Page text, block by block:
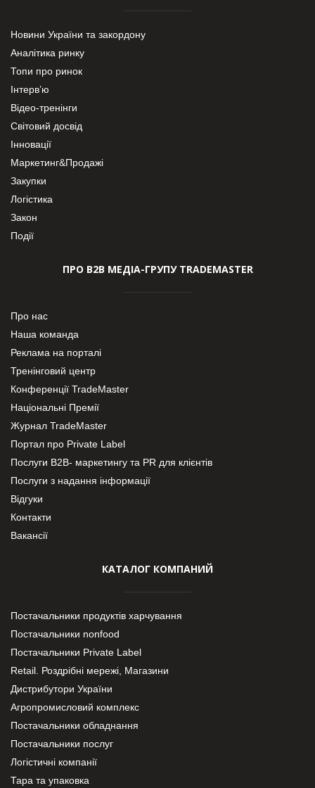
Новини України та закордону
Аналітика ринку
Топи про ринок
Інтерв’ю
Відео-тренінги
Світовий досвід
Інновації
Маркетинг&Продажі
Закупки
Логістика
Закон
Події
ПРО В2В МЕДІА-ГРУПУ TRADEMASTER
Про нас
Наша команда
Реклама на порталі
Тренінговий центр
Конференції TradeMaster
Національні Премії
Журнал TradeMaster
Портал про Private Label
Послуги В2В- маркетингу та PR для клієнтів
Послуги з надання інформації
Відгуки
Контакти
Вакансії
КАТАЛОГ КОМПАНИЙ
Постачальники продуктів харчування
Постачальники nonfood
Постачальники Private Label
Retail. Роздрібні мережі, Магазини
Дистрибутори України
Агропромисловий комплекс
Постачальники обладнання
Постачальники послуг
Логістичні компанії
Тара та упаковка